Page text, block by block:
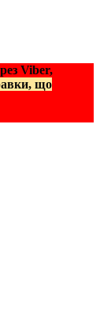
Viber,
що